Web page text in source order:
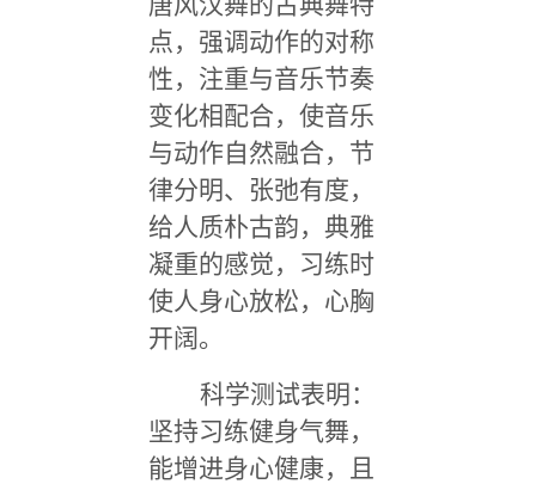
点，强调动作的对称
性，注重与音乐节奏
变化相配合，使音乐
与动作自然融合，节
律分明、张弛有度，
给人质朴古韵，典雅
凝重的感觉，习练时
使人身心放松，心胸
开阔。
科学测试表明：
坚持习练健身气舞，
能增进身心健康，且